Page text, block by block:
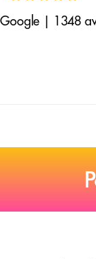
| 1348